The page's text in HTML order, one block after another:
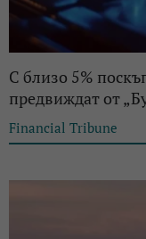
С близо 5%
предвиждат от
Financial Tribune